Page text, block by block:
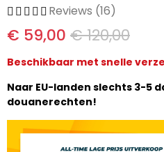
Reviews (16)
€ 59,00 € 120,00
Beschikbaar met snelle
Naar EU-landen slechts 3-5
douanerechten!